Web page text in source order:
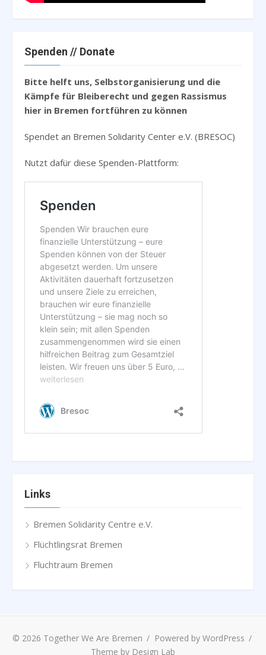
Spenden // Donate
Bitte helft uns, Selbstorganisierung und die
Kämpfe für Bleiberecht und gegen Rassismus
hier in Bremen fortführen zu können
Spendet an Bremen Solidarity Center e.V. (BRESOC)
Nutzt dafür diese Spenden-Plattform:
Links
Bremen Solidarity Centre e.V.
Flüchtlingsrat Bremen
Fluchtraum Bremen
© 2026 Together We Are Bremen / Powered by WordPress /
Theme by Design Lab